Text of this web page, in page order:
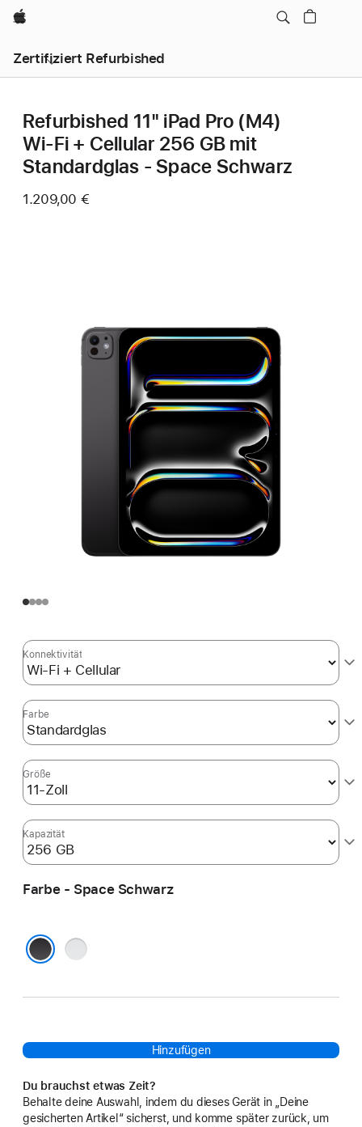
Apple
Zertifiziert Refurbished
Refurbished 11" iPad Pro (M4)
Wi‑Fi + Cellular 256 GB mit
Standardglas - Space Schwarz
1.209,00 €
Konnektivität
Farbe
Größe
Kapazität
Farbe - Space Schwarz
Silber
Hinzufügen
Du brauchst etwas Zeit?
Behalte deine Auswahl, indem du dieses Gerät in „Deine
gesicherten Artikel“ sicherst, und komme später zurück, um